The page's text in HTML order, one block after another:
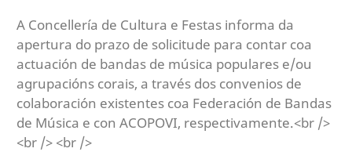
A Concellería de Cultura e Festas informa da
apertura do prazo de solicitude para contar coa
actuación de bandas de música populares e/ou
agrupacións corais, a través dos convenios de
colaboración existentes coa Federación de Bandas
de Música e con ACOPOVI, respectivamente.<br />
<br /> <br />